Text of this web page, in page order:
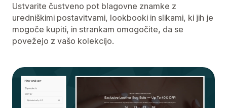
Ustvarite čustveno pot blagovne znamke z
uredniškimi postavitvami, lookbooki in slikami, ki jih je
mogoče kupiti, in strankam omogočite, da se
povežejo z vašo kolekcijo.